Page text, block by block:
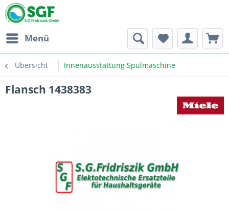
Menü
Übersicht Innenausstattung Spülmaschine
Flansch 1438383